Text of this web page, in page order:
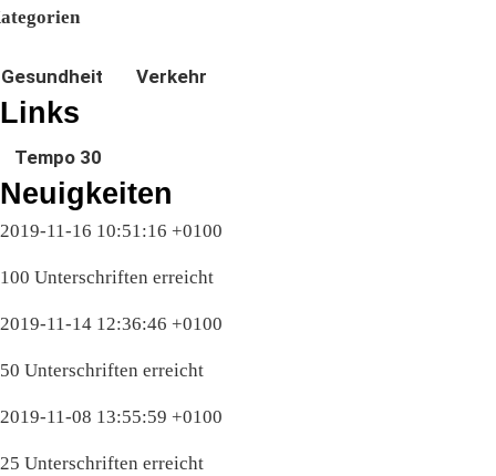
Gesundheit Verkehr
Links
Tempo 30
Neuigkeiten
2019-11-16 10:51:16 +0100
100 Unterschriften erreicht
2019-11-14 12:36:46 +0100
50 Unterschriften erreicht
2019-11-08 13:55:59 +0100
25 Unterschriften erreicht